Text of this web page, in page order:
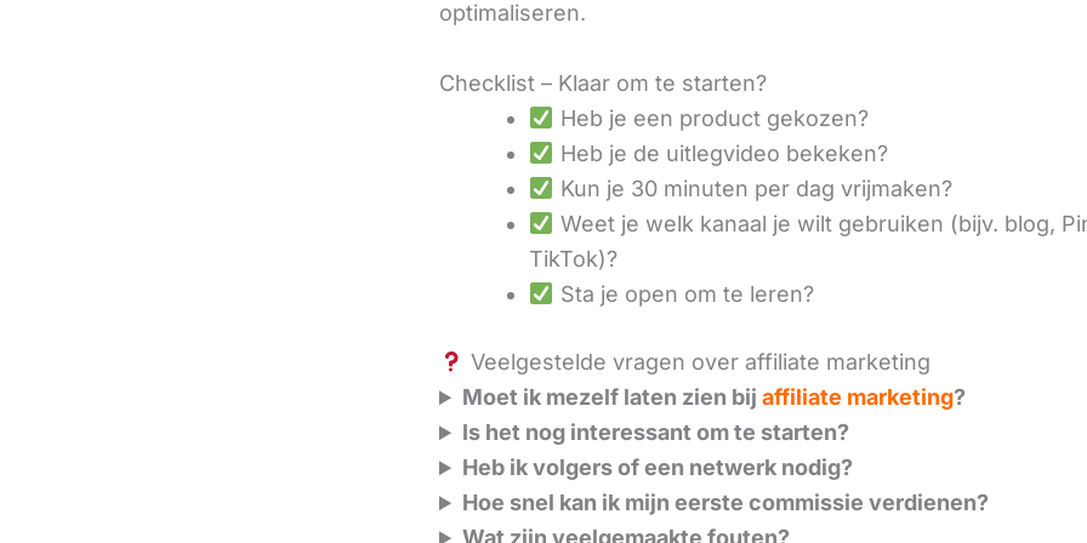
optimaliseren.
Checklist – Klaar om te starten?
Heb je een product gekozen?
Heb je de uitlegvideo bekeken?
Kun je 30 minuten per dag vrijmaken?
Weet je welk kanaal je wilt gebruiken (bijv. blog,
TikTok)?
Sta je open om te leren?
Veelgestelde vragen over affiliate marketing
Moet ik mezelf laten zien bijaffiliate marketing?
Is het nog interessant om te starten?
Heb ik volgers of een netwerk nodig?
Hoe snel kan ik mijn eerste commissie verdienen?
Wat zijn veelgemaakte fouten?